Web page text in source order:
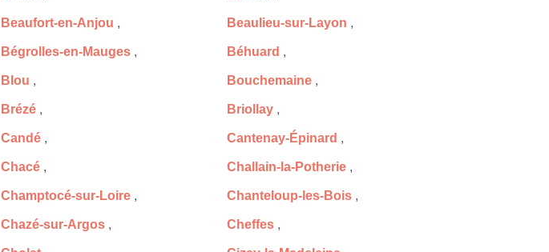
Beaufort-en-Anjou , Beaulieu-sur-Layon ,
Bégrolles-en-Mauges , Béhuard ,
Blou , Bouchemaine ,
Brézé , Briollay ,
Candé , Cantenay-Épinard ,
Chacé , Challain-la-Potherie ,
Champtocé-sur-Loire , Chanteloup-les-Bois ,
Chazé-sur-Argos , Cheffes ,